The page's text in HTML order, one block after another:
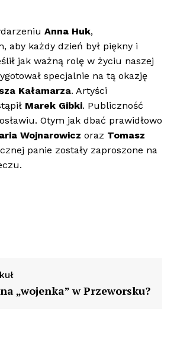
Anna Huk,
aby każdy dzień był piękny i
jak ważną rolę w życiu naszej
specjalnie na tą okazję
Kałamarza. Artyści
Marek Gibki. Publiczność
Otym jak dbać prawidłowo
Wojnarowicz oraz Tomasz
panie zostały zaproszone na
„wojenka” w Przeworsku?